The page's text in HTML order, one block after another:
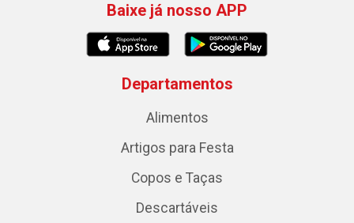
Baixe já nosso APP
Departamentos
Alimentos
Artigos para Festa
Copos e Taças
Descartáveis